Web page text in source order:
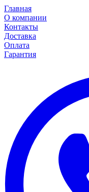
Главная
О компании
Контакты
Доставка
Оплата
Гарантия